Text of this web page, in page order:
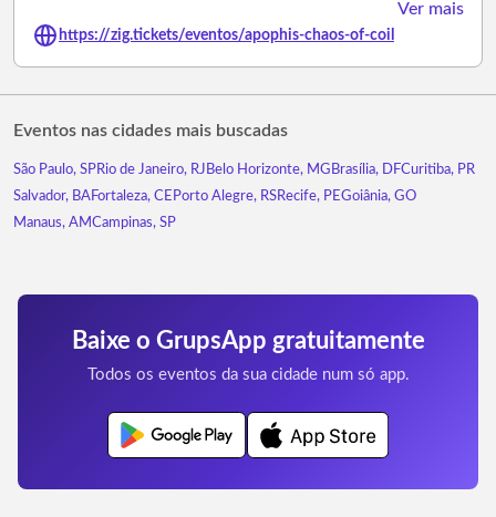
Ver mais
https://zig.tickets/eventos/apophis-chaos-of-coil
Eventos nas cidades mais buscadas
São Paulo, SPRio de Janeiro, RJ Belo Horizonte, MG Brasília, DFCuritiba, PR
Salvador, BAFortaleza, CE Porto Alegre, RSRecife, PEGoiânia, GO
Manaus, AMCampinas, SP
Baixe o GrupsApp gratuitamente
Todos os eventos da sua cidade num só app.